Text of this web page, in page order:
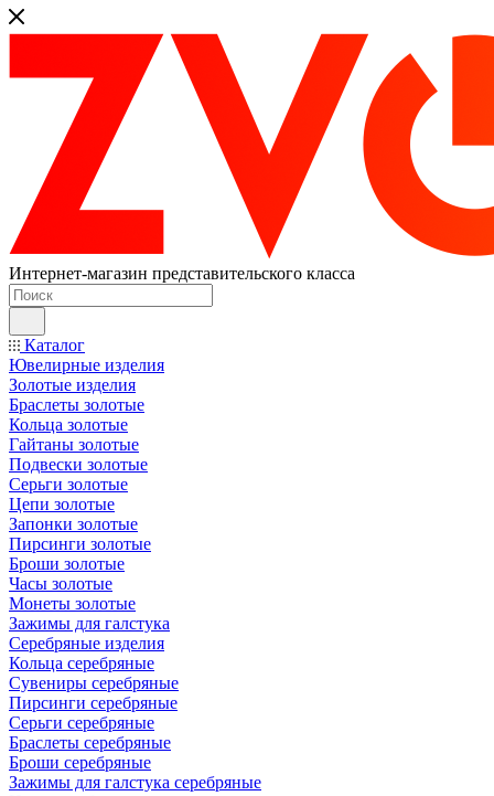
Интернет-магазин представительского класса
Каталог
Ювелирные изделия
Золотые изделия
Браслеты золотые
Кольца золотые
Гайтаны золотые
Подвески золотые
Серьги золотые
Цепи золотые
Запонки золотые
Пирсинги золотые
Броши золотые
Часы золотые
Монеты золотые
Зажимы для галстука
Серебряные изделия
Кольца серебряные
Сувениры серебряные
Пирсинги серебряные
Серьги серебряные
Браслеты серебряные
Броши серебряные
Зажимы для галстука серебряные